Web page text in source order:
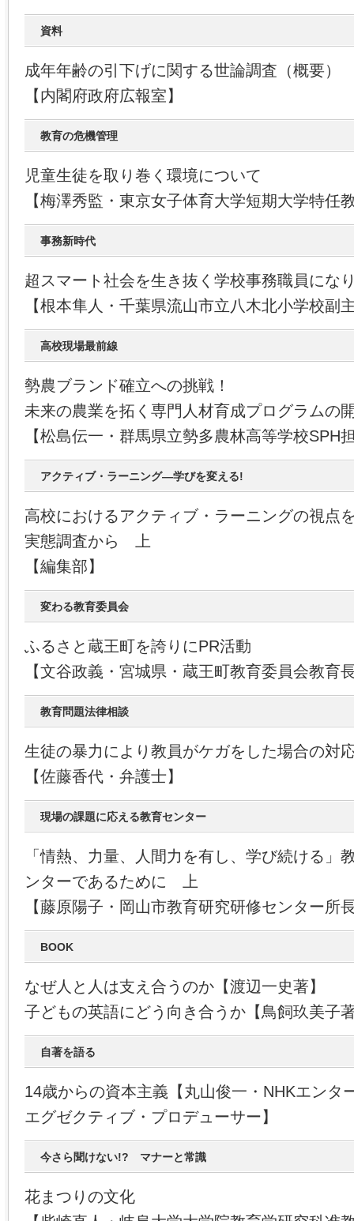
資料
成年年齢の引下げに関する世論調査（概要）
【内閣府政府広報室】
教育の危機管理
児童生徒を取り巻く環境について
【梅澤秀監・東京女子体育大学短期大学特任
事務新時代
超スマート社会を生き抜く学校事務職員に
【根本隼人・千葉県流山市立八木北小学校副
高校現場最前線
勢農ブランド確立への挑戦！
未来の農業を拓く専門人材育成プログラム
【松島伝一・群馬県立勢多農林高等学校SPH
アクティブ・ラーニング―学びを変える!
高校におけるアクティブ・ラーニングの視点
実態調査から 上
【編集部】
変わる教育委員会
ふるさと蔵王町を誇りにPR活動
【文谷政義・宮城県・蔵王町教育委員会教育
教育問題法律相談
生徒の暴力により教員がケガをした場合の対
【佐藤香代・弁護士】
現場の課題に応える教育センター
「情熱、力量、人間力を有し、学び続ける」
ンターであるために 上
【藤原陽子・岡山市教育研究研修センター所
BOOK
なぜ人と人は支え合うのか【渡辺一史著】
子どもの英語にどう向き合うか【鳥飼玖美子
自著を語る
14歳からの資本主義【丸山俊一・NHKエンタ
エグゼクティブ・プロデューサー】
今さら聞けない!? マナーと常識
花まつりの文化